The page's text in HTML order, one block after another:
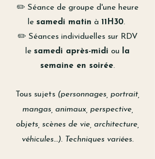
✏️ Séance de groupe d'une heure
le samedi matin à 11H30.
✏️ Séances individuelles sur RDV
le samedi après-midi ou
la
semaine en soirée.
Tous sujets (personnages, portrait,
mangas, animaux, perspective,
objets, scènes de vie, architecture,
véhicules...). Techniques variées.